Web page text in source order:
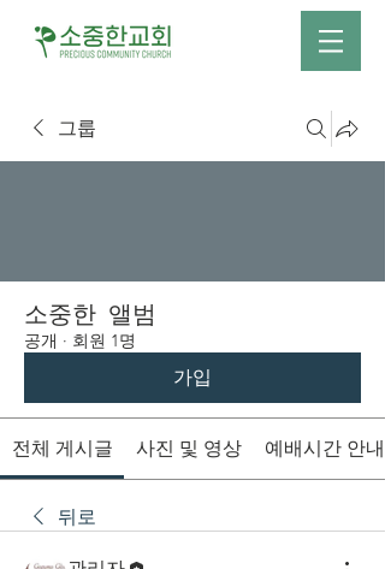
그룹
소중한 앨범
공개 · 회원 1명
가입
전체 게시글 사진 및 영상 예배시간 안내
뒤로